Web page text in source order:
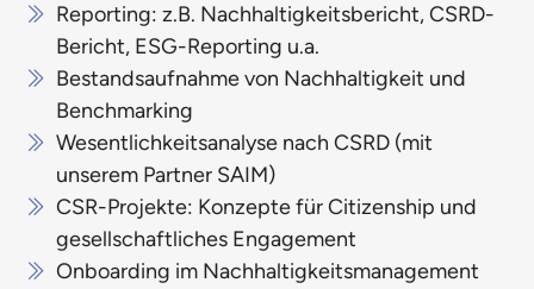
Reporting: z.B. Nachhaltigkeitsbericht, CSRD-
Bericht, ESG-Reporting u.a.
Bestandsaufnahme von Nachhaltigkeit und
Benchmarking
Wesentlichkeitsanalyse nach CSRD (mit
unserem Partner SAIM)
CSR-Projekte: Konzepte für Citizenship und
gesellschaftliches Engagement
Onboarding im Nachhaltigkeitsmanagement